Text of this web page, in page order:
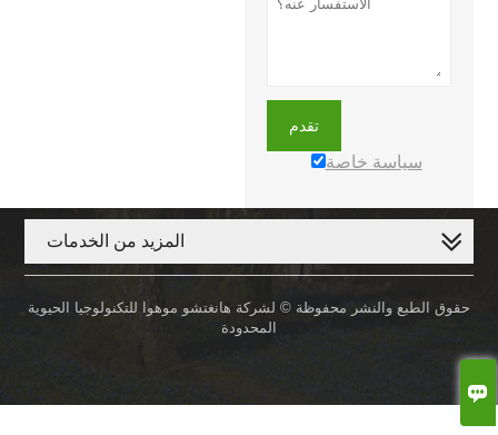

تقدم
سياسة خاصة
المزيد من الخدمات
حقوق الطبع والنشر محفوظة © لشركة هانغتشو موهوا للتكنولوجيا الحيوية
المحدودة